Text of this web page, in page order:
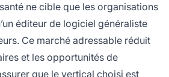
ne cible que les organisations
éditeur de logiciel généraliste
Ce marché adressable réduit
et les opportunités de
que le vertical choisi est